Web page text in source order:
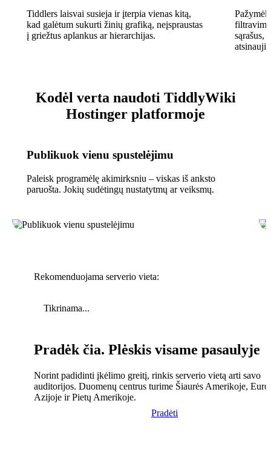
Tiddlers laisvai susieja ir įterpia vienas kitą,
kad galėtum sukurti žinių grafiką, neįspraustas
į griežtus aplankus ar hierarchijas.
sąrašus,
Kodėl verta naudoti TiddlyWiki
Hostinger platformoje
Publikuok vienu spustelėjimu
Paleisk programėlę akimirksniu – viskas iš anksto
paruošta. Jokių sudėtingų nustatytmų ar veiksmų.
Rekomenduojama serverio vieta:
Tikrinama...
Pradėk čia. Plėskis visame pasaulyje
Norint padidinti įkėlimo greitį, rinkis serverio vietą arti savo
auditorijos. Duomenų centrus turime Šiaurės Amerikoje,
Azijoje ir Pietų Amerikoje.
Pradėti